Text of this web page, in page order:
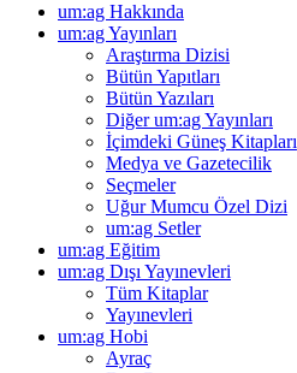
um:ag Hakkında
um:ag Yayınları
Araştırma Dizisi
Bütün Yapıtları
Bütün Yazıları
Diğer um:ag Yayınları
İçimdeki Güneş Kitapları
Medya ve Gazetecilik
Seçmeler
Uğur Mumcu Özel Dizi
um:ag Setler
um:ag Eğitim
um:ag Dışı Yayınevleri
Tüm Kitaplar
Yayınevleri
um:ag Hobi
Ayraç